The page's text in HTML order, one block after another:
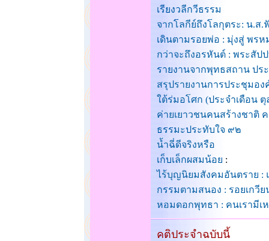
เรียงวลีกวีธรรม
จากโลกีย์ถึงโลกุตระ: น.ส.
เดินตามรอยพ่อ : มุ่งสู่ พรห
กว่าจะถึงอรหันต์ : พระสัป
รายงานจากพุทธสถาน ปร
สรุปรายงานการประชุมอ
ใต้ร่มอโศก (ประจำเดือน
ค่ายเยาวชนคนสร้างชาติ
ธรรมะประทับใจ ๙๒
น้ำฉี่ดีจริงหรือ
เก็บเล็กผสมน้อย :
ไร้บุญนิยมสังคมอันตราย :
กรรมตามสนอง : รอยเกวี
หอมดอกพุทธา : คนเรามีเ
คติประจำฉบับนี้